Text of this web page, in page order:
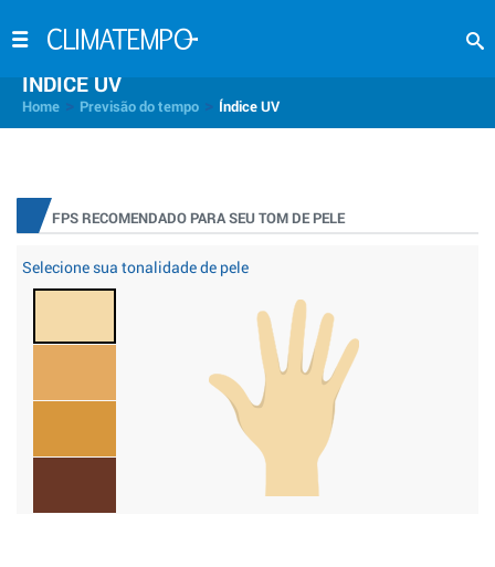
INDICE UV
Home Previsão do tempo Índice UV
FPS RECOMENDADO PARA SEU TOM DE PELE
Selecione sua tonalidade de pele